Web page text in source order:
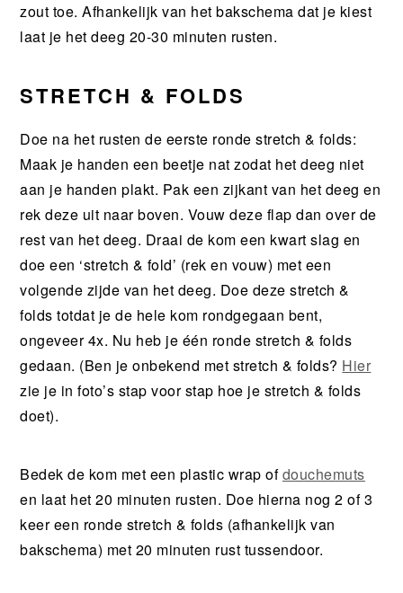
zout toe. Afhankelijk van het bakschema dat je kiest
laat je het deeg 20-30 minuten rusten.
STRETCH & FOLDS
Doe na het rusten de eerste ronde stretch & folds:
Maak je handen een beetje nat zodat het deeg niet
aan je handen plakt. Pak een zijkant van het deeg en
rek deze uit naar boven. Vouw deze flap dan over de
rest van het deeg. Draai de kom een kwart slag en
doe een ‘stretch & fold’ (rek en vouw) met een
volgende zijde van het deeg. Doe deze stretch &
folds totdat je de hele kom rondgegaan bent,
ongeveer 4x. Nu heb je één ronde stretch & folds
gedaan. (Ben je onbekend met stretch & folds? Hier
zie je in foto’s stap voor stap hoe je stretch & folds
doet).
Bedek de kom met een plastic wrap ofdouchemuts
en laat het 20 minuten rusten. Doe hierna nog 2 of 3
keer een ronde stretch & folds (afhankelijk van
bakschema) met 20 minuten rust tussendoor.